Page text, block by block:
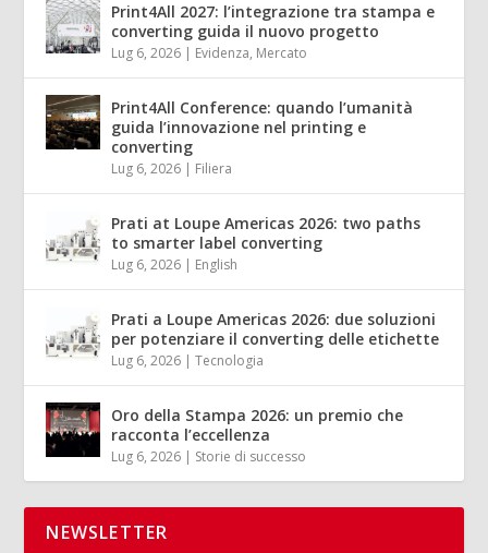
Print4All 2027: l’integrazione tra stampa e
converting guida il nuovo progetto
Lug 6, 2026 | Evidenza, Mercato
Print4All Conference: quando l’umanità
guida l’innovazione nel printing e
converting
Lug 6, 2026 | Filiera
Prati at Loupe Americas 2026: two paths
to smarter label converting
Lug 6, 2026 | English
Prati a Loupe Americas 2026: due soluzioni
per potenziare il converting delle etichette
Lug 6, 2026 |Tecnologia
Oro della Stampa 2026: un premio che
racconta l’eccellenza
Lug 6, 2026 | Storie di successo
NEWSLETTER